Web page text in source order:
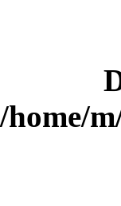
/home/